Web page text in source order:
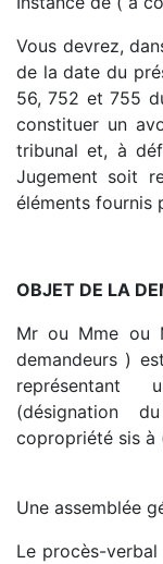
Vous devrez,
de la date du
56, 752 et 755
constituer un
tribunal et, à
Jugement soit
éléments fournis
OBJET DE LA
Mr ou Mme ou
demandeurs )
représentant
(désignation
copropriété sis à
Une assemblée
Le procès-